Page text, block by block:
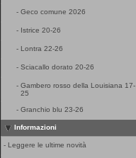
- Geco comune 2026
- Istrice 20-26
- Lontra 22-26
- Sciacallo dorato 20-26
- Gambero rosso della Louisiana 17-
25
- Granchio blu 23-26
Informazioni
- Leggere le ultime novità